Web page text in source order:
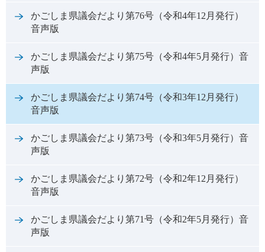
かごしま県議会だより第76号（令和4年12月発行）
音声版
かごしま県議会だより第75号（令和4年5月発行）音
声版
かごしま県議会だより第74号（令和3年12月発行）
音声版
かごしま県議会だより第73号（令和3年5月発行）音
声版
かごしま県議会だより第72号（令和2年12月発行）
音声版
かごしま県議会だより第71号（令和2年5月発行）音
声版